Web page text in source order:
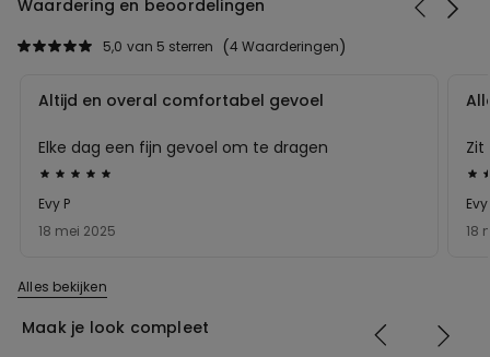
Waardering en beoordelingen
4 Waarderingen
5,0 van 5 sterren
5
op
5
18 mei 2025
Evy P
Altijd en overal comfortabel gevoel
Elke dag een fijn gevoel om te dragen
5
op
5
18
Evy
Zit
Alles bekijken
Maak je look compleet